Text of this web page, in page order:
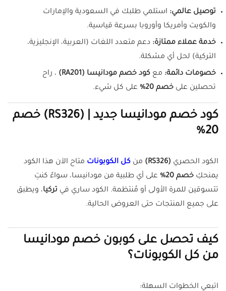
توصيل عالمي: استلمي طلبك في السعودية والإمارات
والكويت وأمريكا وأوروبا بسرعة قياسية.
خدمة عملاء ممتازة: دعم متعدد اللغات (العربية، الإنجليزية،
التركية) لحل أي مشكلة.
خصومات دائمة: مع كود خصم مودانيسا (RA201)
، راح
تحصلين على خصم 20% على كل شيء.
كود خصم مودانيسا جديد | (RS326) خصم
20%
الكود الحصري (RS326) من كل الكوبونات متاح الآن هذا الكود
يمنحكِ خصم 20%
على أي طلبية من مودانيسا، سواءً كنتِ
تتسوقين للمرة الأولى أو مُنتظمة. الكود ساري في تركيا، ويطبق
على جميع المنتجات حتى العروض الحالية.
كيف تحصل على كوبون خصم مودانيسا
من كل الكوبونات؟
اتبعي الخطوات السهلة: